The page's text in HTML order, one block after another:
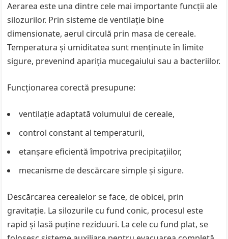
Aerarea este una dintre cele mai importante funcții ale
silozurilor. Prin sisteme de ventilație bine
dimensionate, aerul circulă prin masa de cereale.
Temperatura și umiditatea sunt menținute în limite
sigure, prevenind apariția mucegaiului sau a bacteriilor.
Funcționarea corectă presupune:
ventilație adaptată volumului de cereale,
control constant al temperaturii,
etanșare eficientă împotriva precipitațiilor,
mecanisme de descărcare simple și sigure.
Descărcarea cerealelor se face, de obicei, prin
gravitație. La silozurile cu fund conic, procesul este
rapid și lasă puține reziduuri. La cele cu fund plat, se